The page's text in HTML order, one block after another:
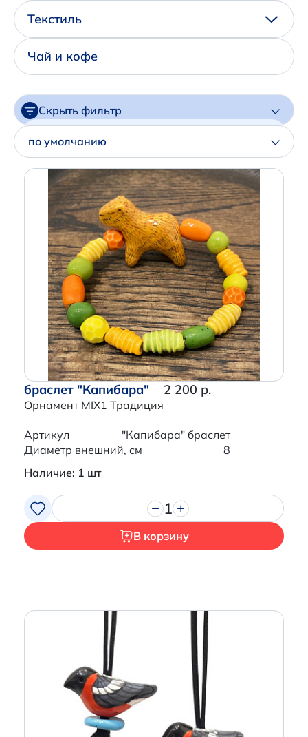
Написать нам в Телеграм
+7 (925) 294-91-85
,
+7 (926) 702-09-76
Текстиль
Чай и кофе
Скрыть фильтр
Артикул
Производитель
по умолчанию
браслет "Капибара"
Орнамент MIX1 Традиция
2 200 р.
Артикул
"Капибара" браслет
Диаметр внешний, см
8
Наличие: 1 шт
1
В корзину